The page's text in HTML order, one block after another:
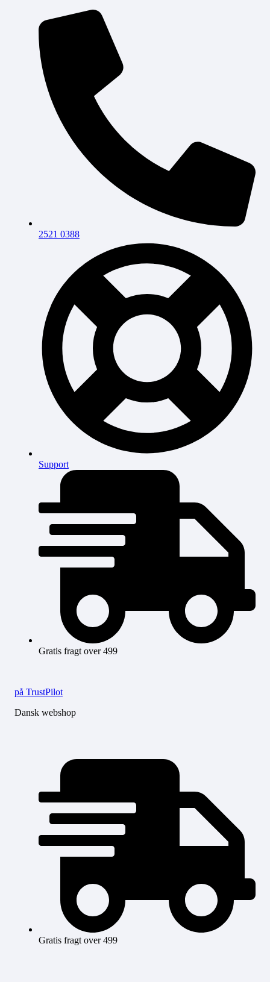
2521 0388
Support
Gratis fragt over 499
på TrustPilot
Dansk webshop
Gratis fragt over 499